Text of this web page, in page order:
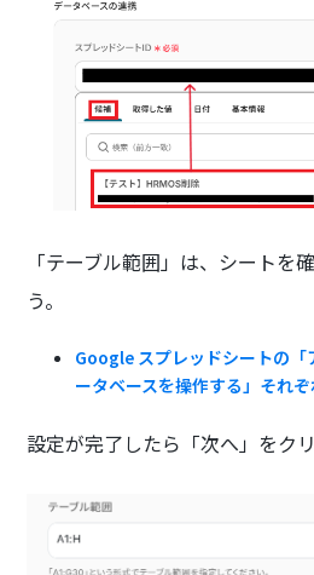
「テーブル範囲」は、シートを
う。
Google スプレッドシートの
ータベースを操作する」それ
設定が完了したら「次へ」をク